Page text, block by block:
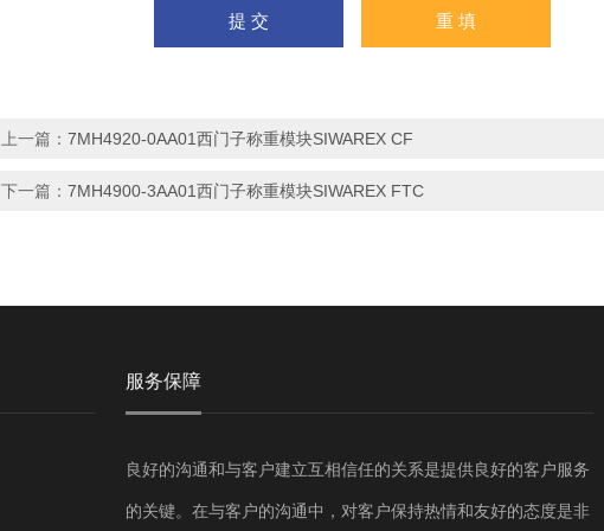
上一篇： 7MH4920-0AA01西门子称重模块SIWAREX CF
下一篇： 7MH4900-3AA01西门子称重模块SIWAREX FTC
服务保障
良好的沟通和与客户建立互相信任的关系是提供良好的客户服务
的关键。在与客户的沟通中，对客户保持热情和友好的态度是非